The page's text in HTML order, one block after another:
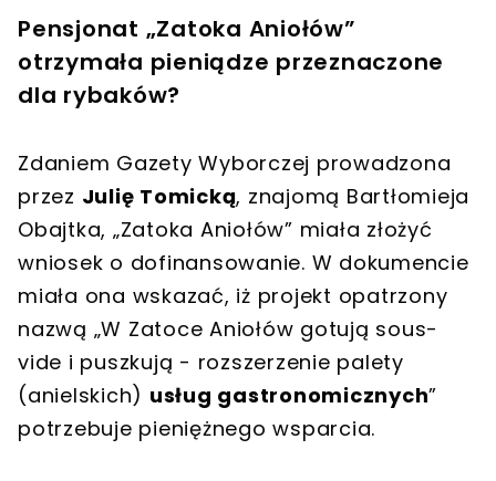
Pensjonat „Zatoka Aniołów”
otrzymała pieniądze przeznaczone
dla rybaków?
Zdaniem Gazety Wyborczej prowadzona
przez Julię Tomicką, znajomą Bartłomieja
Obajtka, „Zatoka Aniołów” miała złożyć
wniosek o dofinansowanie. W dokumencie
miała ona wskazać, iż projekt opatrzony
nazwą „W Zatoce Aniołów gotują sous-
vide i puszkują - rozszerzenie palety
(anielskich) usług gastronomicznych”
potrzebuje pieniężnego wsparcia.